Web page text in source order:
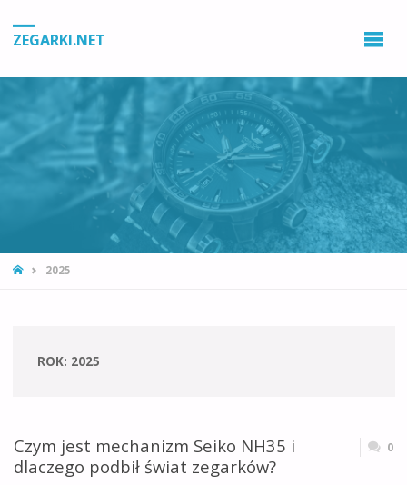
ZEGARKI.NET
STRONA
2025
ROK: 2025
Czym jest mechanizm Seiko NH35 i
dlaczego podbił świat zegarków?
0